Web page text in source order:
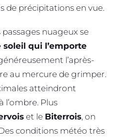
de précipitations en vue.
nuageux se
soleil qui l’emporte
l’après-
au mercure de grimper.
atteindront
l’ombre. Plus
et le Biterrois, on
conditions météo très